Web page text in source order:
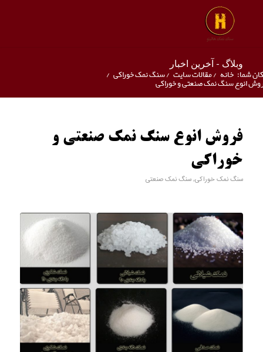
وبلاگ - آخرین اخبار
شما: خانه /مقالات سایت /سنگ نمک خوراکی /
انوع سنگ نمک صنعتی و خوراکی
فروش انوع سنگ نمک صنعتی و
خوراکی
سنگ نمک خوراکی, سنگ نمک صنعتی